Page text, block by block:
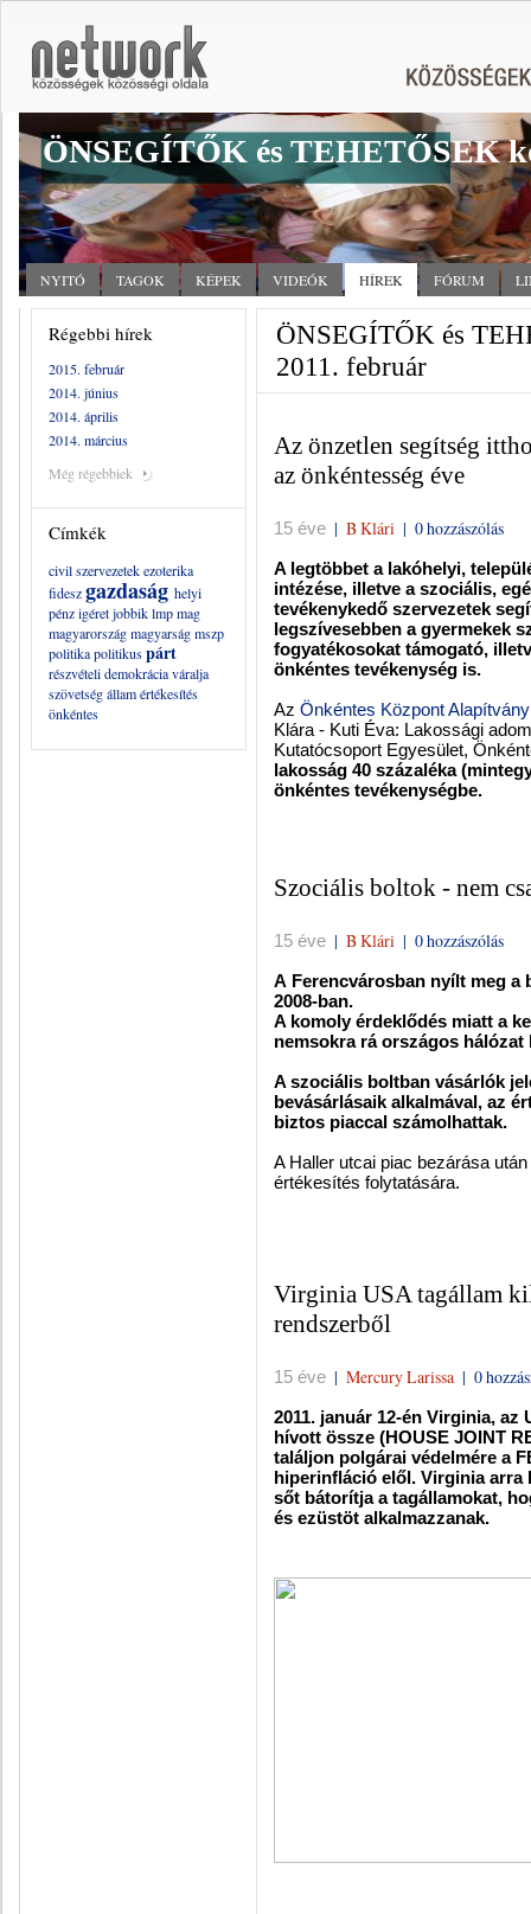
ÖNSEGÍTŐK és TEHETŐSEK
NYITÓ TAGOK KÉPEK VIDEÓK HÍREK FÓRUM
Régebbi hírek
2015. február
2014. június
2014. április
2014. március
Még régebbiek
Címkék
civil szervezetekezoterika
fideszgazdaság helyi
pénzigéretjobbiklmpmag
magyarországmagyarságmszp
politikapolitikuspárt
részvételi demokráciaváralja
szövetségállamértékesítés
önkéntes
ÖNSEGÍTŐK és
2011. február
Az önzetlen segítség
az önkéntesség éve
15 éve | B Klári | 0 hozzászólás
A legtöbbet a lakóhelyi,
intézése, illetve a szociális,
tevékenykedő szervezetek
legszívesebben a gyermekek
fogyatékosokat támogató,
önkéntes tevékenység is.
Az Önkéntes Központ Alapítvány
Klára - Kuti Éva: Lakossági
Kutatócsoport Egyesület,
lakosság 40 százaléka
önkéntes tevékenységbe.
Szociális boltok - nem
15 éve | B Klári | 0 hozzászólás
A Ferencvárosban nyílt meg
2008-ban.
A komoly érdeklődés miatt a
nemsokra ráországos hálózat
A szociális boltban vásárlók
bevásárlásaik alkalmával, az
biztos piaccal számolhattak.
A Haller utcai piac bezárása
értékesítés folytatására.
Virginia USA tagállam
rendszerből
15 éve | Mercury Larissa | 0
2011. január 12-én Virginia,
hívott össze (HOUSE JOINT
találjon polgárai védelmére a
hiperinfláció elől. Virginia arra
sőt bátorítja a tagállamokat,
és ezüstöt alkalmazzanak.